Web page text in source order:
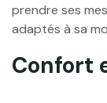
prendre ses
adaptés à sa
Confort